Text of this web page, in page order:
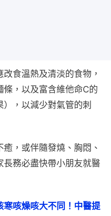
改食溫熱及清淡的食物，
，以及富含維他命C的
，以減少對氣管的刺
癒，或伴隨發燒、胸悶、
務必盡快帶小朋友就醫
寒咳燥咳大不同！中醫提